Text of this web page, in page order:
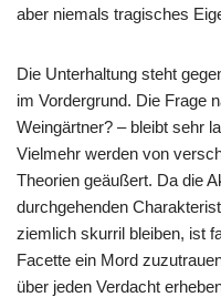
aber niemals tragisches
Die Unterhaltung steht
im Vordergrund. Die Frage
Weingärtner? – bleibt sehr
Vielmehr werden von
Theorien geäußert. Da die
durchgehenden
ziemlich skurril bleiben, ist
Facette ein Mord
über jeden Verdacht